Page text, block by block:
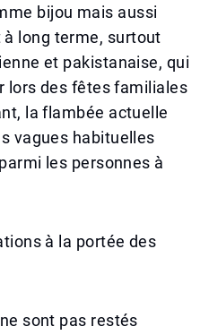
bijou mais aussi
long terme, surtout
et pakistanaise, qui
lors des fêtes familiales
la flambée actuelle
vagues habituelles
les personnes à
à la portée des
sont pas restés